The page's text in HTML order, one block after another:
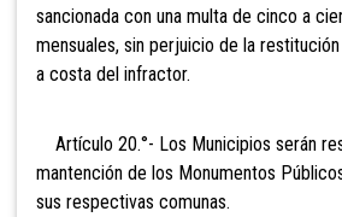
sancionada con una multa de cinco a
mensuales, sin perjuicio de la
a costa del infractor.
Artículo 20.°- Los Municipios serán
mantención de los Monumentos
sus respectivas comunas.